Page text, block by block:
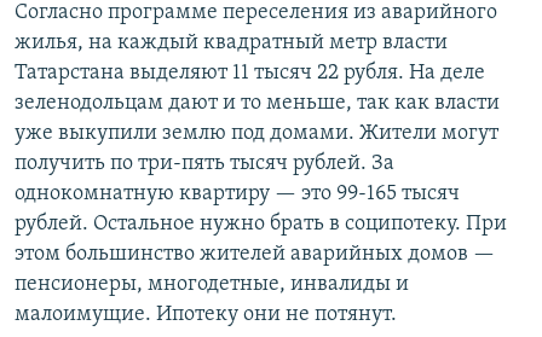
Согласно программе переселения из аварийного
жилья, на каждый квадратный метр власти
Татарстана выделяют 11 тысяч 22 рубля. На деле
зеленодольцам дают и то меньше, так как власти
уже выкупили землю под домами. Жители могут
получить по три-пять тысяч рублей. За
однокомнатную квартиру — это 99-165 тысяч
рублей. Остальное нужно брать в соципотеку. При
этом большинство жителей аварийных домов —
пенсионеры, многодетные, инвалиды и
малоимущие. Ипотеку они не потянут.